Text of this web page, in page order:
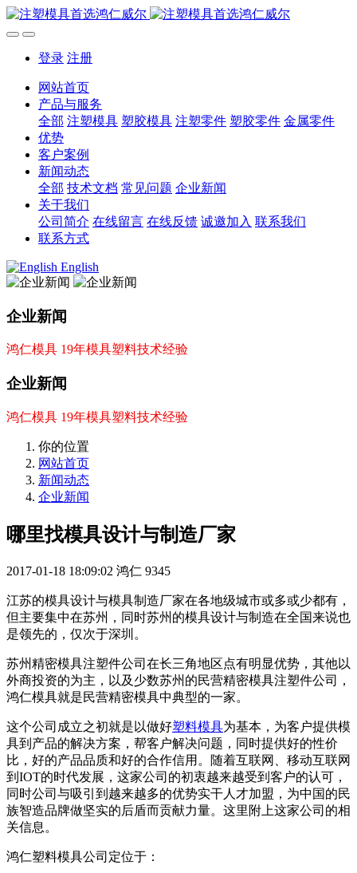
登录 注册
网站首页
产品与服务
全部 注塑模具 塑胶模具 注塑零件 塑胶零件 金属零件
优势
客户案例
新闻动态
全部 技术文档 常见问题 企业新闻
关于我们
公司简介 在线留言 在线反馈 诚邀加入 联系我们
联系方式
English
企业新闻
鸿仁模具 19年模具塑料技术经验
企业新闻
鸿仁模具 19年模具塑料技术经验
你的位置
网站首页
新闻动态
企业新闻
哪里找模具设计与制造厂家
2017-01-18 18:09:02 鸿仁 9345
江苏的模具设计与模具制造厂家在各地级城市或多或少都有，
但主要集中在苏州，同时苏州的模具设计与制造在全国来说也
是领先的，仅次于深圳。
苏州精密模具注塑件公司在长三角地区点有明显优势，其他以
外商投资的为主，以及少数苏州的民营精密模具注塑件公司，
鸿仁模具就是民营精密模具中典型的一家。
这个公司成立之初就是以做好塑料模具为基本，为客户提供模
具到产品的解决方案，帮客户解决问题，同时提供好的性价
比，好的产品品质和好的合作信用。随着互联网、移动互联网
到IOT的时代发展，这家公司的初衷越来越受到客户的认可，
同时公司与吸引到越来越多的优势实干人才加盟，为中国的民
族智造品牌做坚实的后盾而贡献力量。这里附上这家公司的相
关信息。
鸿仁塑料模具公司定位于：